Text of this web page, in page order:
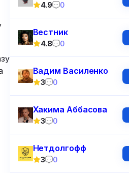
4.9 0
Вестник
4.8 0
Вадим Василенко
3 0
Хакима Аббасова
3 0
Нетдолгофф
3 0